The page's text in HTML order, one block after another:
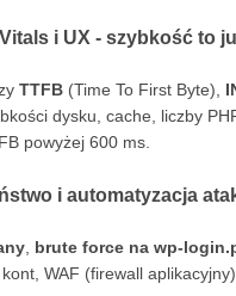
i UX - szybkość to
TTFB (Time To First Byte),
dysku, cache, liczby
powyżej 600 ms.
i automatyzacja
brute force na wp-
WAF (firewall